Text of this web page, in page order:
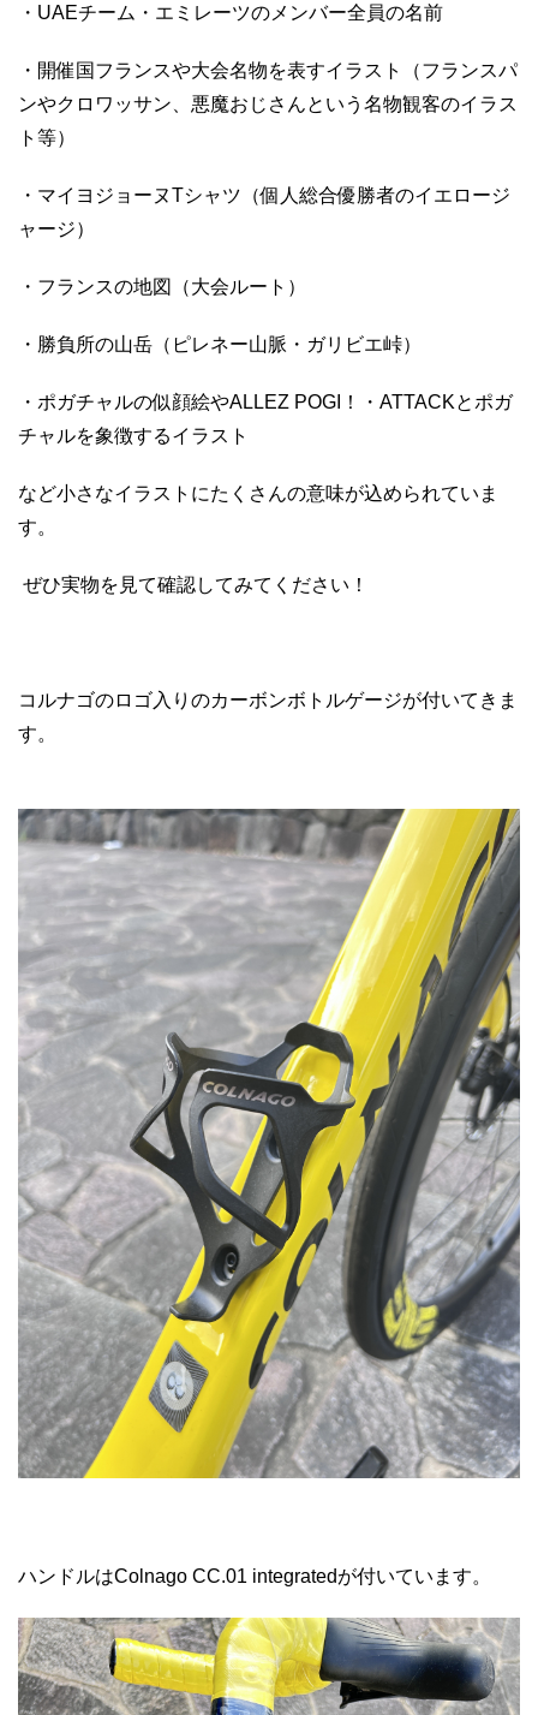
・UAEチーム・エミレーツのメンバー全員の名前
・開催国フランスや大会名物を表すイラスト（フランスパ
ンやクロワッサン、悪魔おじさんという名物観客のイラス
ト等）
・マイヨジョーヌTシャツ（個人総合優勝者のイエロージ
ャージ）
・フランスの地図（大会ルート）
・勝負所の山岳（ピレネー山脈・ガリビエ峠）
・ポガチャルの似顔絵やALLEZ POGI！・ATTACKとポガ
チャルを象徴するイラスト
など小さなイラストにたくさんの意味が込められていま
す。
ぜひ実物を見て確認してみてください！
コルナゴのロゴ入りのカーボンボトルゲージが付いてきま
す。
ハンドルはColnago CC.01 integratedが付いています。